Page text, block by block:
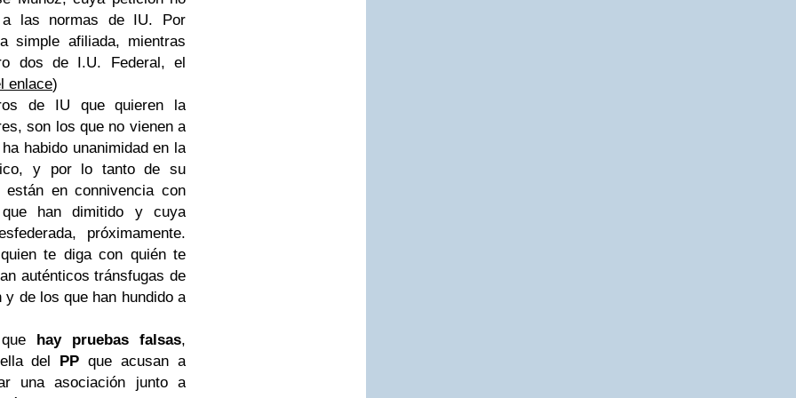
las normas de IU. Por
simple afiliada, mientras
dos de I.U. Federal, el
enlace)
de IU que quieren la
son los que no vienen a
habido unanimidad en la
y por lo tanto de su
en connivencia con
han dimitido y cuya
próximamente.
te diga con quién te
auténticos tránsfugas de
de los que han hundido a
hay pruebas falsas,
del PP que acusan a
una asociación junto a